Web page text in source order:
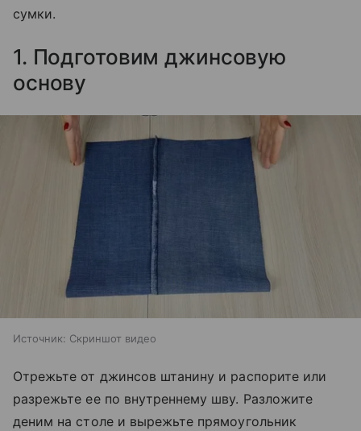
сумки.
1. Подготовим джинсовую
основу
Источник: Скриншот видео
Отрежьте от джинсов штанину и распорите или
разрежьте ее по внутреннему шву. Разложите
деним на столе и вырежьте прямоугольник